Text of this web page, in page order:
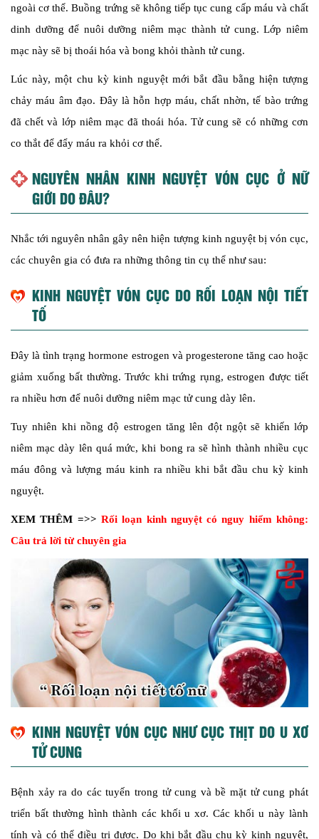
ngoài cơ thể. Buồng trứng sẽ không tiếp tục cung cấp máu và chất
dinh dưỡng để nuôi dưỡng niêm mạc thành tử cung. Lớp niêm
mạc này sẽ bị thoái hóa và bong khỏi thành tử cung.
Lúc này, một chu kỳ kinh nguyệt mới bắt đầu bằng hiện tượng
chảy máu âm đạo. Đây là hỗn hợp máu, chất nhờn, tế bào trứng
đã chết và lớp niêm mạc đã thoái hóa. Tử cung sẽ có những cơn
co thắt để đẩy máu ra khỏi cơ thể.
NGUYÊN NHÂN KINH NGUYỆT VÓN CỤC Ở NỮ
GIỚI DO ĐÂU?
Nhắc tới nguyên nhân gây nên hiện tượng kinh nguyệt bị vón cục,
các chuyên gia có đưa ra những thông tin cụ thể như sau:
KINH NGUYỆT VÓN CỤC DO RỐI LOẠN NỘI TIẾT
TỐ
Đây là tình trạng hormone estrogen và progesterone tăng cao hoặc
giảm xuống bất thường. Trước khi trứng rụng, estrogen được tiết
ra nhiều hơn để nuôi dưỡng niêm mạc tử cung dày lên.
Tuy nhiên khi nồng độ estrogen tăng lên đột ngột sẽ khiến lớp
niêm mạc dày lên quá mức, khi bong ra sẽ hình thành nhiều cục
máu đông và lượng máu kinh ra nhiều khi bắt đầu chu kỳ kinh
nguyệt.
XEM THÊM =>> Rối loạn kinh nguyệt có nguy hiểm không:
Câu trả lời từ chuyên gia
KINH NGUYỆT VÓN CỤC NHƯ CỤC THỊT DO U XƠ
TỬ CUNG
Bệnh xảy ra do các tuyến trong tử cung và bề mặt tử cung phát
triển bất thường hình thành các khối u xơ.Các khối u này lành
tính và có thể điều trị được. Do khi bắt đầu chu kỳ kinh nguyệt,